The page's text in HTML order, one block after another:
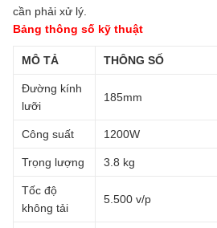
cần phải xử lý.
Bảng thông số kỹ thuật
MÔ TẢ THÔNG SỐ
Đường kính
lưỡi
185mm
Công suất 1200W
Trọng lượng 3.8 kg
Tốc độ
không tải
5.500 v/p